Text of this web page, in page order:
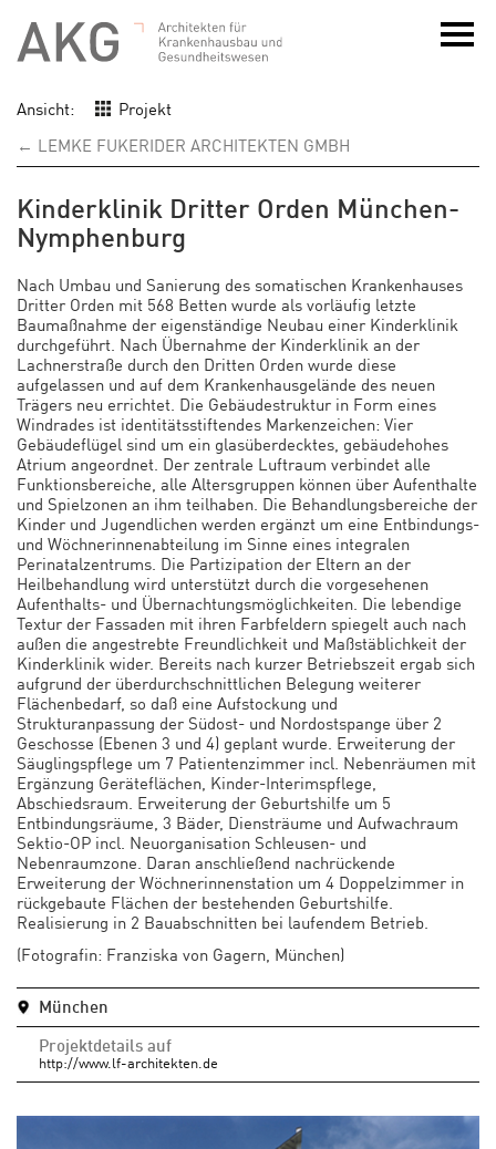
Ansicht:
Projekt
← LEMKE FUKERIDER ARCHITEKTEN GMBH
Kinderklinik Dritter Orden München-
Nymphenburg
Nach Umbau und Sanierung des somatischen Krankenhauses
Dritter Orden mit 568 Betten wurde als vorläufig letzte
Baumaßnahme der eigenständige Neubau einer Kinderklinik
durchgeführt. Nach Übernahme der Kinderklinik an der
Lachnerstraße durch den Dritten Orden wurde diese
aufgelassen und auf dem Krankenhausgelände des neuen
Trägers neu errichtet. Die Gebäudestruktur in Form eines
Windrades ist identitätsstiftendes Markenzeichen: Vier
Gebäudeflügel sind um ein glasüberdecktes, gebäudehohes
Atrium angeordnet. Der zentrale Luftraum verbindet alle
Funktionsbereiche, alle Altersgruppen können über Aufenthalte
und Spielzonen an ihm teilhaben. Die Behandlungsbereiche der
Kinder und Jugendlichen werden ergänzt um eine Entbindungs-
und Wöchnerinnenabteilung im Sinne eines integralen
Perinatalzentrums. Die Partizipation der Eltern an der
Heilbehandlung wird unterstützt durch die vorgesehenen
Aufenthalts- und Übernachtungsmöglichkeiten. Die lebendige
Textur der Fassaden mit ihren Farbfeldern spiegelt auch nach
außen die angestrebte Freundlichkeit und Maßstäblichkeit der
Kinderklinik wider. Bereits nach kurzer Betriebszeit ergab sich
aufgrund der überdurchschnittlichen Belegung weiterer
Flächenbedarf, so daß eine Aufstockung und
Strukturanpassung der Südost- und Nordostspange über 2
Geschosse (Ebenen 3 und 4) geplant wurde. Erweiterung der
Säuglingspflege um 7 Patientenzimmer incl. Nebenräumen mit
Ergänzung Geräteflächen, Kinder-Interimspflege,
Abschiedsraum. Erweiterung der Geburtshilfe um 5
Entbindungsräume, 3 Bäder, Diensträume und Aufwachraum
Sektio-OP incl. Neuorganisation Schleusen- und
Nebenraumzone. Daran anschließend nachrückende
Erweiterung der Wöchnerinnenstation um 4 Doppelzimmer in
rückgebaute Flächen der bestehenden Geburtshilfe.
Realisierung in 2 Bauabschnitten bei laufendem Betrieb.
(Fotografin: Franziska von Gagern, München)
München
Projektdetails auf
http://www.lf-architekten.de